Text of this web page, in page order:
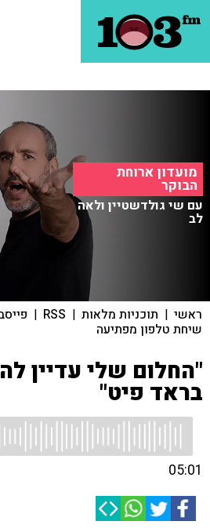
מועדון ארוחת
הבוקר
עם שי גולדשטיין ולאה
לב
ראשי | תוכניות מלאות |
RSS
|
שיחת טלפון מפתיעה
"החלום שלי עדיין
בראד פיט"
05:01